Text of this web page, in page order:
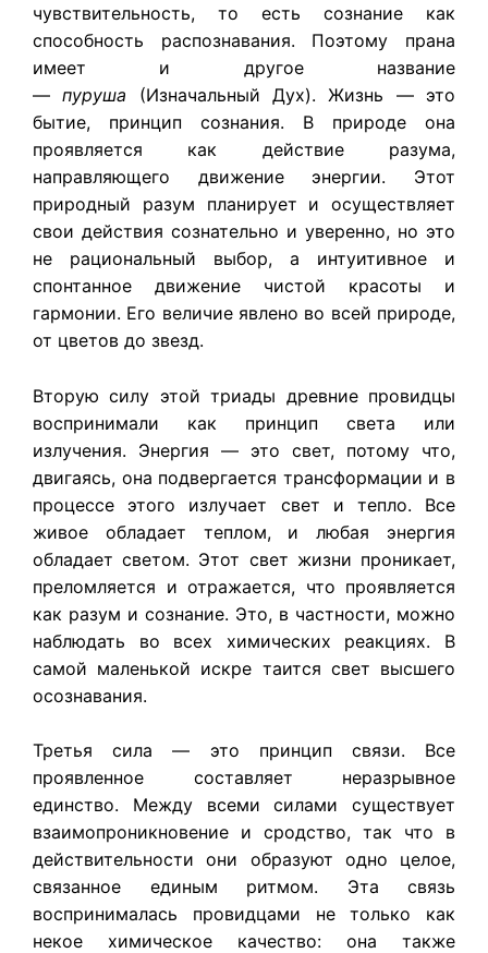
чувствительность, то есть сознание как
способность распознавания. Поэтому прана
имеет и другое название
—пуруша (Изначальный Дух). Жизнь — это
бытие, принцип сознания. В природе она
проявляется как действие разума,
направляющего движение энергии. Этот
природный разум планирует и осуществляет
свои действия сознательно и уверенно, но это
не рациональный выбор, а интуитивное и
спонтанное движение чистой красоты и
гармонии. Его величие явлено во всей природе,
от цветов до звезд.
Вторую силу этой триады древние провидцы
воспринимали как принцип света или
излучения. Энергия — это свет, потому что,
двигаясь, она подвергается трансформации и в
процессе этого излучает свет и тепло. Все
живое обладает теплом, и любая энергия
обладает светом. Этот свет жизни проникает,
преломляется и отражается, что проявляется
как разум и сознание. Это, в частности, можно
наблюдать во всех химических реакциях. В
самой маленькой искре таится свет высшего
осознавания.
Третья сила — это принцип связи. Все
проявленное составляет неразрывное
единство. Между всеми силами существует
взаимопроникновение и сродство, так что в
действительности они образуют одно целое,
связанное единым ритмом. Эта связь
воспринималась провидцами не только как
некое химическое качество: она также